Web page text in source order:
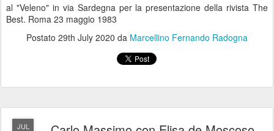
al "Veleno" in via Sardegna per la presentazione della rivista The
Best. Roma 23 maggio 1983
Postato 29th July 2020 da Marcellino Fernando Radogna
JUL